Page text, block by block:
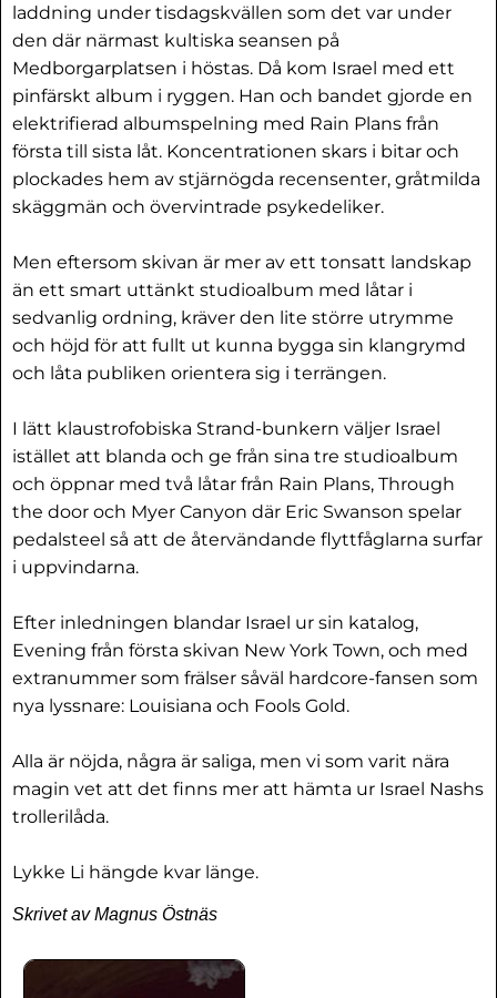
laddning under tisdagskvällen som det var under
den där närmast kultiska seansen på
Medborgarplatsen i höstas. Då kom Israel med ett
pinfärskt album i ryggen. Han och bandet gjorde en
elektrifierad albumspelning med Rain Plans från
första till sista låt. Koncentrationen skars i bitar och
plockades hem av stjärnögda recensenter, gråtmilda
skäggmän och övervintrade psykedeliker.
Men eftersom skivan är mer av ett tonsatt landskap
än ett smart uttänkt studioalbum med låtar i
sedvanlig ordning, kräver den lite större utrymme
och höjd för att fullt ut kunna bygga sin klangrymd
och låta publiken orientera sig i terrängen.
I lätt klaustrofobiska Strand-bunkern väljer Israel
istället att blanda och ge från sina tre studioalbum
och öppnar med två låtar från Rain Plans, Through
the door och Myer Canyon där Eric Swanson spelar
pedalsteel så att de återvändande flyttfåglarna surfar
i uppvindarna.
Efter inledningen blandar Israel ur sin katalog,
Evening från första skivan New York Town, och med
extranummer som frälser såväl hardcore-fansen som
nya lyssnare: Louisiana och Fools Gold.
Alla är nöjda, några är saliga, men vi som varit nära
magin vet att det finns mer att hämta ur Israel Nashs
trollerilåda.
Lykke Li hängde kvar länge.
Skrivet av Magnus Östnäs